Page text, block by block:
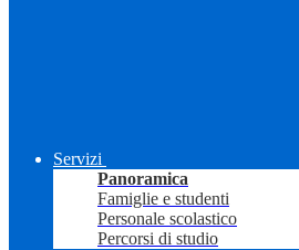
Servizi
Panoramica
Famiglie e studenti
Personale scolastico
Percorsi di studio